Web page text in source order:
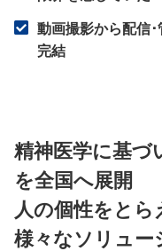
動画撮影から配信
完結
精神医学に基づ
を全国へ展開
人の個性をと
様々なソリュー